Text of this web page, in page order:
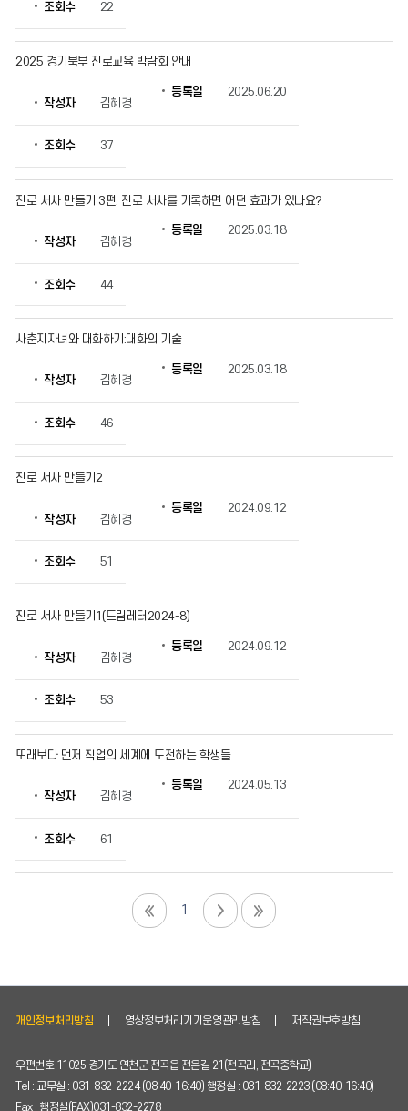
니
다.
조회수 22
2025 경기북부 진로교육 박람회 안내
작성자 김혜경
등록일 2025.06.20
조회수 37
진로 서사 만들기 3편: 진로 서사를 기록하면 어떤 효과가 있나요?
작성자 김혜경
등록일 2025.03.18
조회수 44
사춘지자녀와 대화하기:대화의 기술
작성자 김혜경
등록일 2025.03.18
조회수 46
진로 서사 만들기2
작성자 김혜경
등록일 2024.09.12
조회수 51
진로 서사 만들기1(드림레터2024-8)
작성자 김혜경
등록일 2024.09.12
조회수 53
또래보다 먼저 직업의 세계에 도전하는 학생들
작성자 김혜경
등록일 2024.05.13
조회수 61
1
개인정보처리방침 영상정보처리기기운영관리방침 저작권보호방침
우편번호 11025 경기도 연천군 전곡읍 전은길 21(전곡리, 전곡중학교)
Tel : 교무실 : 031-832-2224 (08:40-16:40) 행정실 : 031-832-2223 (08:40-16:40) |
Fax : 행정실(FAX)031-832-2278